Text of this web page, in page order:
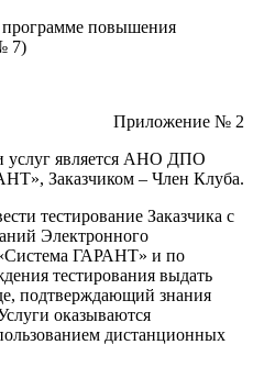
программе повышения
7)
Приложение № 2
услуг является АНО ДПО
Заказчиком – Член Клуба.
тестирование Заказчика с
Электронного
ГАРАНТ» и по
тестирования выдать
подтверждающий знания
оказываются
дистанционных